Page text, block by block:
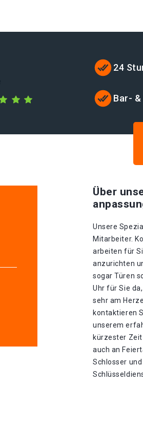
24
Bar-
Über
Unsere
Mitarbeiter.
arbeiten für
anzurichten
sogar Türen
Uhr für Sie
sehr am
kontaktieren
unserem
kürzester
auch an
Schlosser